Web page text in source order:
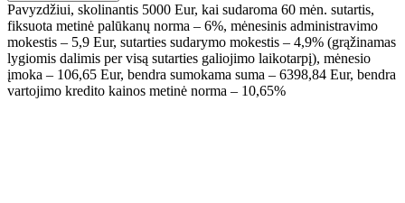
Pavyzdžiui, skolinantis 5000 Eur, kai sudaroma 60 mėn. sutartis,
fiksuota metinė palūkanų norma – 6%, mėnesinis administravimo
mokestis – 5,9 Eur, sutarties sudarymo mokestis – 4,9% (grąžinamas
lygiomis dalimis per visą sutarties galiojimo laikotarpį), mėnesio
įmoka – 106,65 Eur, bendra sumokama suma – 6398,84 Eur, bendra
vartojimo kredito kainos metinė norma – 10,65%